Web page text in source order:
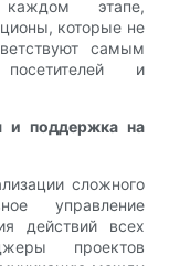
этапе,
которые не
самым
и
и поддержка на
сложного
управление
действий всех
проектов